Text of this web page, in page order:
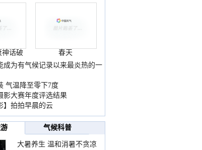
神话破
春天
成为有气候记录以来最炎热的一
气温降至零下7度
影大赛年度评选结果
】拍拍早晨的云
气候科普
大暑养生 温和消暑不贪凉